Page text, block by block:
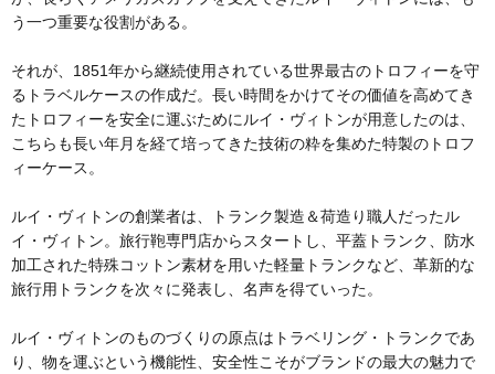
う一つ重要な役割がある。
それが、1851年から継続使用されている世界最古のトロフィーを守
るトラベルケースの作成だ。長い時間をかけてその価値を高めてき
たトロフィーを安全に運ぶためにルイ・ヴィトンが用意したのは、
こちらも長い年月を経て培ってきた技術の粋を集めた特製のトロフ
ィーケース。
ルイ・ヴィトンの創業者は、トランク製造＆荷造り職人だったル
イ・ヴィトン。旅行鞄専門店からスタートし、平蓋トランク、防水
加工された特殊コットン素材を用いた軽量トランクなど、革新的な
旅行用トランクを次々に発表し、名声を得ていった。
ルイ・ヴィトンのものづくりの原点はトラベリング・トランクであ
り、物を運ぶという機能性、安全性こそがブランドの最大の魅力で